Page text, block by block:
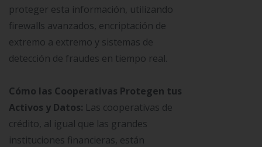
proteger esta información, utilizando
firewalls avanzados, encriptación de
extremo a extremo y sistemas de
detección de fraudes en tiempo real.
Cómo las Cooperativas Protegen tus
Activos y Datos: Las cooperativas de
crédito, al igual que las grandes
instituciones financieras, están